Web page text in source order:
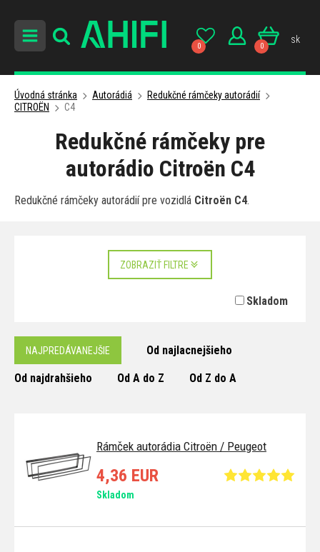
0 0
sk
Úvodná stránka Autorádiá
Redukčné rámčeky autorádií
CITROËN
C4
Redukčné rámčeky pre
autorádio Citroën C4
Redukčné rámčeky autorádií pre vozidlá Citroën C4.
ZOBRAZIŤ FILTRE
Skladom
NAJPREDÁVANEJŠIE Od najlacnejšieho
Od najdrahšieho Od A do Z Od Z do A
Rámček autorádia Citroën / Peugeot
4,36 EUR
Skladom